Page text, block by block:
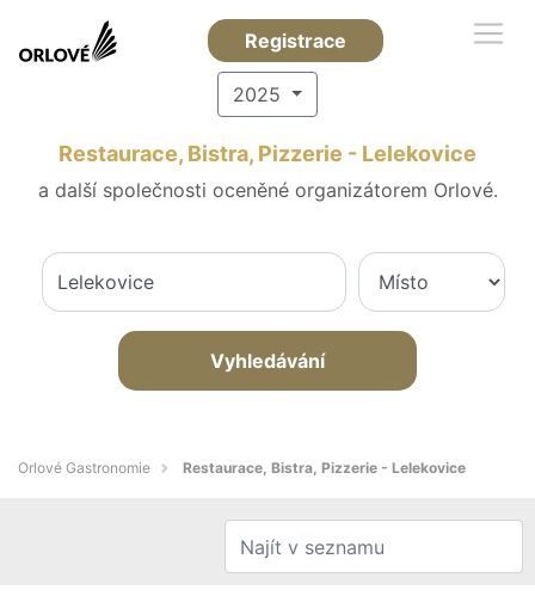
Registrace
2025
Restaurace, Bistra, Pizzerie - Lelekovice
a další společnosti oceněné organizátorem Orlové.
Vyhledávání
Orlové Gastronomie Restaurace, Bistra, Pizzerie - Lelekovice